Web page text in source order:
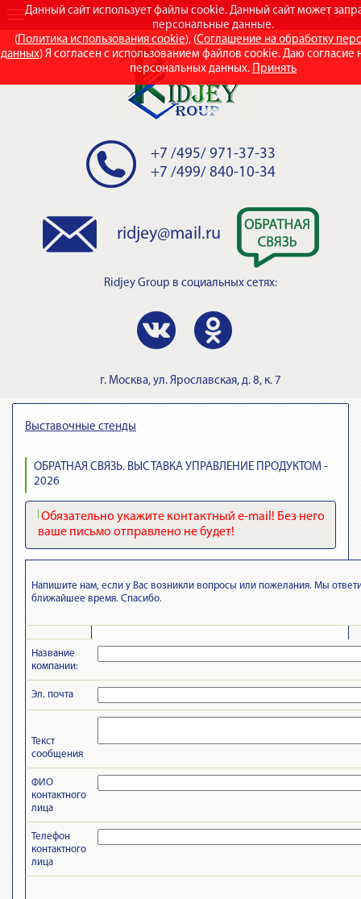
Данный сайт использует файлы cookie. Данный сайт может
персональные данные.
(Политика использования cookie), (Соглашение на обработку
данных) Я согласен с использованием файлов cookie. Даю согласие
персональных данных. Принять
RUS ENG
+7 /495/ 971-37-33
+7 /499/ 840-10-34
ridjey@mail.ru
Ridjey Group в социальных сетях:
г. Москва, ул. Ярославская, д. 8, к. 7
Выставочные стенды
ОБРАТНАЯ СВЯЗЬ. ВЫСТАВКА УПРАВЛЕНИЕ ПРОДУКТОМ -
2026
Обязательно укажите контактный e-mail! Без него
ваше письмо отправлено не будет!
Напишите нам, если у Вас возникли вопросы или пожелания. Мы
ближайшее время. Спасибо.
Название
компании:
Эл. почта
Текст
сообщения
ФИО
контактного
лица
Телефон
контактного
лица